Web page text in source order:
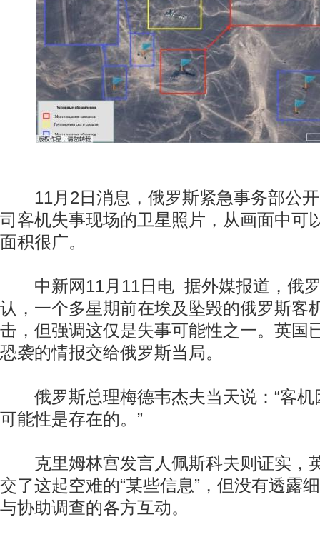
11月2日消息，俄罗斯紧急事务部公开
司客机失事现场的卫星照片，从画面中可
面积很广。
中新网11月11日电 据外媒报道，俄罗
认，一个多星期前在埃及坠毁的俄罗斯客
击，但强调这仅是失事可能性之一。英国
恐袭的情报交给俄罗斯当局。
俄罗斯总理梅德韦杰夫当天说：“客机
可能性是存在的。”
克里姆林宫发言人佩斯科夫则证实，
交了这起空难的“某些信息”，但没有透露
与协助调查的各方互动。